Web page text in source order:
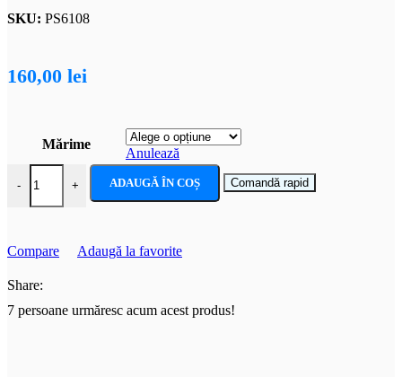
SKU: PS6108
160,00 lei
Mărime
Anulează
-
Cantitate Costum carnaval fete Anna Frozen 2
+ ADAUGĂ ÎN COȘ Comandă rapid
Compare Adaugă la favorite
Share:
7 persoane urmăresc acum acest produs!